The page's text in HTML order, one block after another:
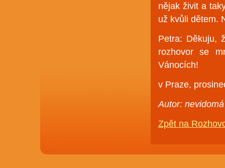
nějak živit a
už kvůli dětem.
Petra: Děkuju,
rozhovor se
Vánocích!
v Praze,
Autor:
Zpět na